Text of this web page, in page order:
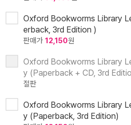
Oxford Bookworms Library
erback, 3rd Edition )
판매가 12,150원
Oxford Bookworms Library
y (Paperback + CD, 3rd
절판
Oxford Bookworms Library
y (Paperback, 3rd Edition)